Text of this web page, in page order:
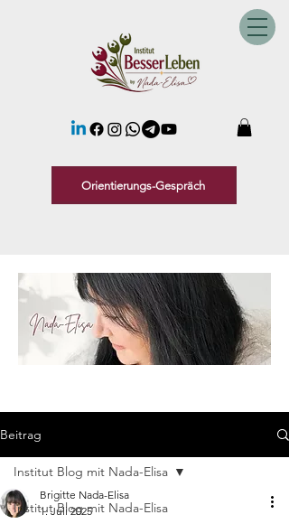
Orientierungs-Gespräch
Beitrag
Institut Blog mit Nada-Elisa
Institut Blog mit Nada-Elisa
Brigitte Nada-Elisa
1. Juli 2025